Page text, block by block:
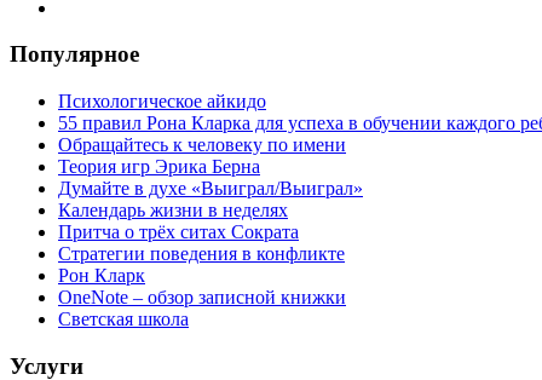
Популярное
Психологическое айкидо
55 правил Рона Кларка для успеха в обучении каждого
Обращайтесь к человеку по имени
Теория игр Эрика Берна
Думайте в духе «Выиграл/Выиграл»
Календарь жизни в неделях
Притча о трёх ситах Сократа
Стратегии поведения в конфликте
Рон Кларк
OneNote – обзор записной книжки
Светская школа
Услуги